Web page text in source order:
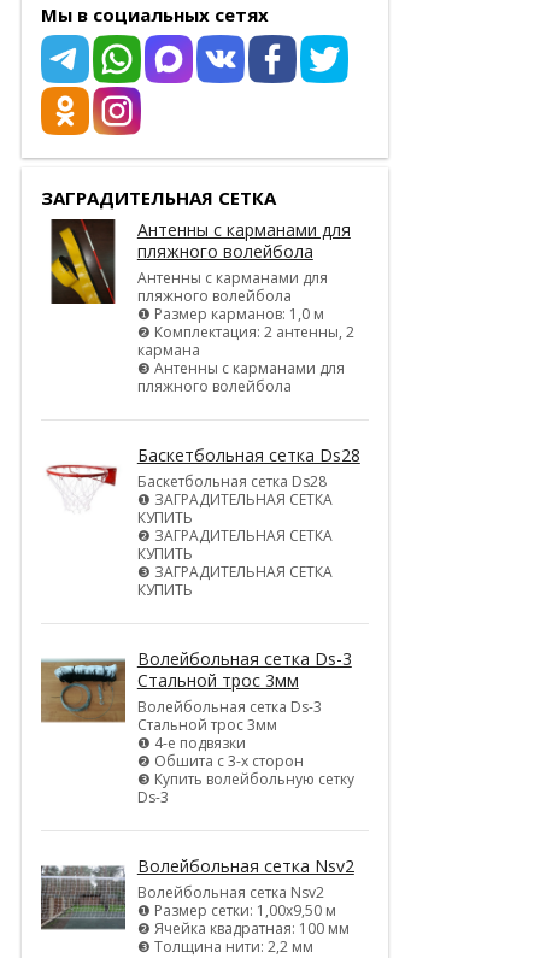
Мы в социальных сетях
ЗАГРАДИТЕЛЬНАЯ СЕТКА
Антенны с карманами для
пляжного волейбола
Антенны с карманами для
пляжного волейбола
❶ Размер карманов: 1,0 м
❷ Комплектация: 2 антенны, 2
кармана
❸ Антенны с карманами для
пляжного волейбола
Баскетбольная сетка Ds28
Баскетбольная сетка Ds28
❶ ЗАГРАДИТЕЛЬНАЯ СЕТКА
КУПИТЬ
❷ ЗАГРАДИТЕЛЬНАЯ СЕТКА
КУПИТЬ
❸ ЗАГРАДИТЕЛЬНАЯ СЕТКА
КУПИТЬ
Волейбольная сетка Ds-3
Стальной трос 3мм
Волейбольная сетка Ds-3
Стальной трос 3мм
❶ 4-е подвязки
❷ Обшита с 3-х сторон
❸ Купить волейбольную сетку
Ds-3
Волейбольная сетка Nsv2
Волейбольная сетка Nsv2
❶ Размер сетки: 1,00х9,50 м
❷ Ячейка квадратная: 100 мм
❸ Толщина нити: 2,2 мм